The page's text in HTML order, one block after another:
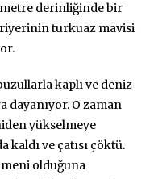
metre derinliğinde bir
turkuaz mavisi
kaplı ve deniz
dayanıyor. O zaman
yükselmeye
kaldı ve çatısı çöktü.
olduğuna